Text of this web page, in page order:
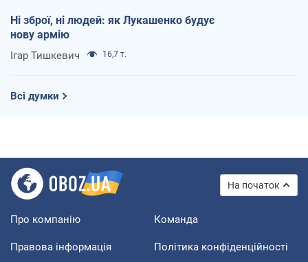
Ні зброї, ні людей: як Лукашенко будує
нову армію
Ігар Тишкевич 16,7 т.
Всі думки
На початок
Про компанію Команда
Правова інформація Політика конфіденційності